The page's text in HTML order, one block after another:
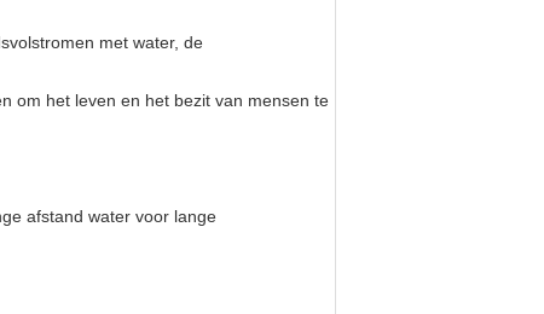
met water, de
om het leven en het bezit van mensen te
afstand water voor lange